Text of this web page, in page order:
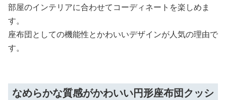
部屋のインテリアに合わせてコーディネートを楽しめま
す。
座布団としての機能性とかわいいデザインが人気の理由で
す。
なめらかな質感がかわいい円形座布団クッシ